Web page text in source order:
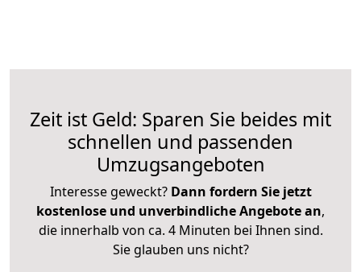
Zeit ist Geld: Sparen Sie beides mit
schnellen und passenden
Umzugsangeboten
Interesse geweckt? Dann fordern Sie jetzt
kostenlose und unverbindliche Angebote an,
die innerhalb von ca. 4 Minuten bei Ihnen sind.
Sie glauben uns nicht?